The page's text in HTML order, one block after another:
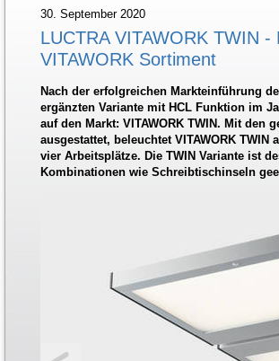
30. September 2020
LUCTRA VITAWORK TWIN
VITAWORK Sortiment
Nach der erfolgreichen Markteinführung
ergänzten Variante mit HCL Funktion im
auf den Markt: VITAWORK TWIN. Mit den
ausgestattet, beleuchtet VITAWORK
vier Arbeitsplätze. Die TWIN Variante ist
Kombinationen wie Schreibtischinseln